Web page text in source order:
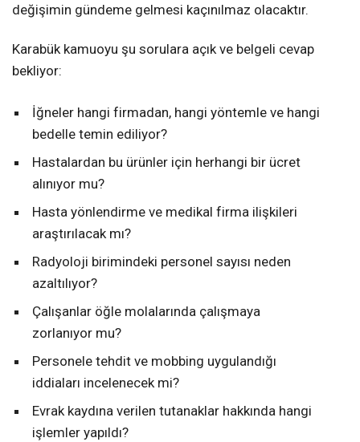
değişimin gündeme gelmesi kaçınılmaz olacaktır.
Karabük kamuoyu şu sorulara açık ve belgeli cevap
bekliyor:
İğneler hangi firmadan, hangi yöntemle ve hangi
bedelle temin ediliyor?
Hastalardan bu ürünler için herhangi bir ücret
alınıyor mu?
Hasta yönlendirme ve medikal firma ilişkileri
araştırılacak mı?
Radyoloji birimindeki personel sayısı neden
azaltılıyor?
Çalışanlar öğle molalarında çalışmaya
zorlanıyor mu?
Personele tehdit ve mobbing uygulandığı
iddiaları incelenecek mi?
Evrak kaydına verilen tutanaklar hakkında hangi
işlemler yapıldı?